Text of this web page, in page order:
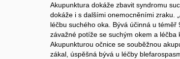
Akupunktura dokáže zbavit syndromu
dokáže i s dalšími onemocněními zraku.
léčbu suchého oka. Bývá účinná u
závažné potíže se suchým okem a léčba
Akupunkturou očnice se souběžnou
zákal, úspěšná bývá u léčby